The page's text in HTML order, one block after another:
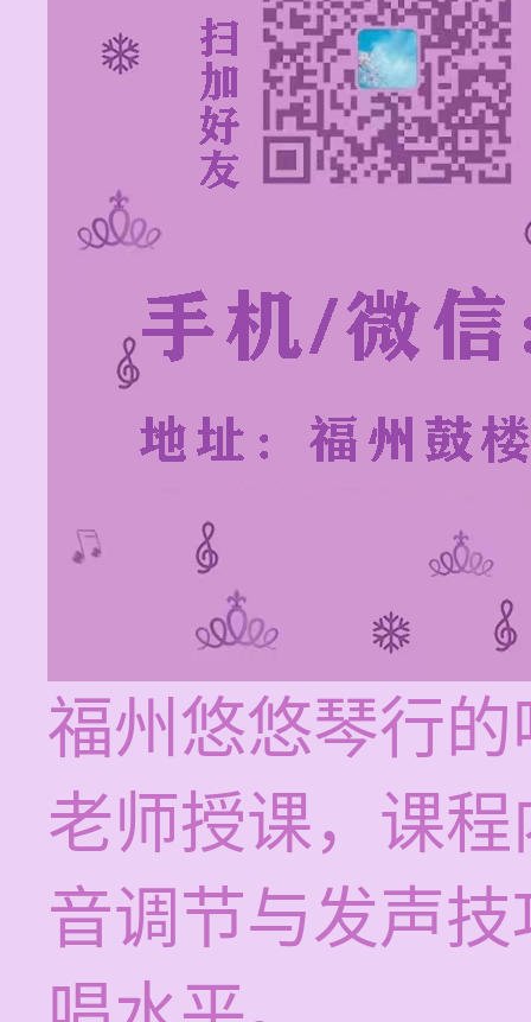
福州悠悠琴行
老师授课，课
音调节与发声